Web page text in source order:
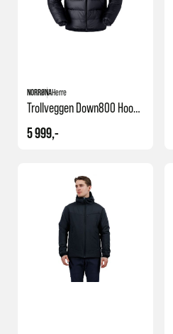
NORRØNAHerre
Trollveggen Down800 Hood M's
5 999,-